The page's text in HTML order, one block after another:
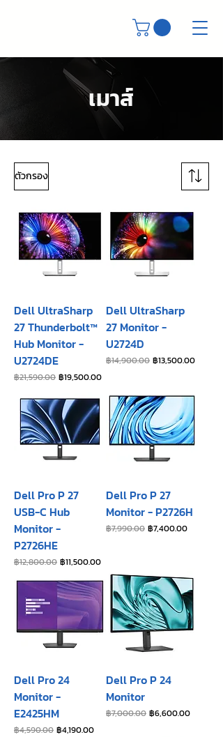
เมาส์
ตัวกรอง
Dell UltraSharp
27 Thunderbolt™
Hub Monitor -
U2724DE
ราคาปกติ
฿21,590.00 ราคาขายลด
฿19,500.00
Dell UltraSharp
27 Monitor -
U2724D
ราคาปกติ
฿14,900.00 ราคาขายลด
฿13,500.00
Dell Pro P 27
USB-C Hub
Monitor -
P2726HE
ราคาปกติ
฿12,800.00 ราคาขายลด
฿11,500.00
Dell Pro P 27
Monitor - P2726H​
ราคาปกติ
฿7,990.00 ราคาขายลด
฿7,400.00
Dell Pro 24
Monitor -
E2425HM
ราคาปกติ
฿4,590.00 ราคาขายลด
฿4,190.00
Dell Pro P 24
Monitor
ราคาปกติ
฿7,000.00 ราคาขายลด
฿6,600.00